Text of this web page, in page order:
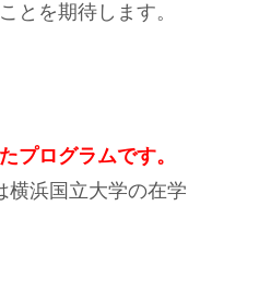
とを期待します。
プログラムです。
横浜国立大学の在学